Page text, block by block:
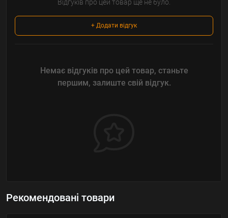
Відгуків про цей товар ще не було.
+ Додати відгук
Немає відгуків про цей товар, станьте
першим, залиште свій відгук.
Рекомендовані товари